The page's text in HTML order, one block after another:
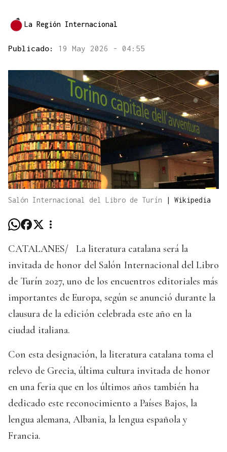
La Región Internacional
Publicado: 19 May 2026 - 04:55
Salón Internacional del Libro de Turín | Wikipedia
CATALANES/
La literatura catalana será la
invitada de honor del Salón Internacional del Libro
de Turín 2027, uno de los encuentros editoriales más
importantes de Europa, según se anunció durante la
clausura de la edición celebrada este año en la
ciudad italiana.
Con esta designación, la literatura catalana toma el
relevo de Grecia, última cultura invitada de honor
en una feria que en los últimos años también ha
dedicado este reconocimiento a Países Bajos, la
lengua alemana, Albania, la lengua española y
Francia.